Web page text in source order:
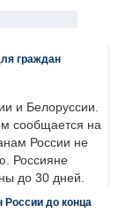
граждан
и Белоруссии.
сообщается на
России не
Россияне
до 30 дней.
до конца